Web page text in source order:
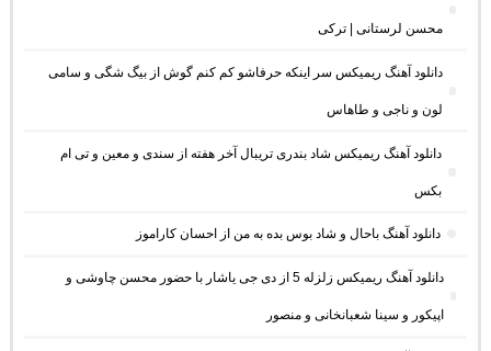
محسن لرستانی | ترکی
دانلود آهنگ ریمیکس سر اینکه حرفاشو کم کنم گوش از بیگ شگی و سامی
لون و ناجی و طاهاس
دانلود آهنگ ریمیکس شاد بندری تریبال آخر هفته از سندی و معین و تی ام
بکس
دانلود آهنگ باحال و شاد بوس بده به من از احسان کاراموز
دانلود آهنگ ریمیکس زلزله 5 از دی جی یاشار با حضور محسن چاوشی و
اپیکور و سینا شعبانخانی و منصور